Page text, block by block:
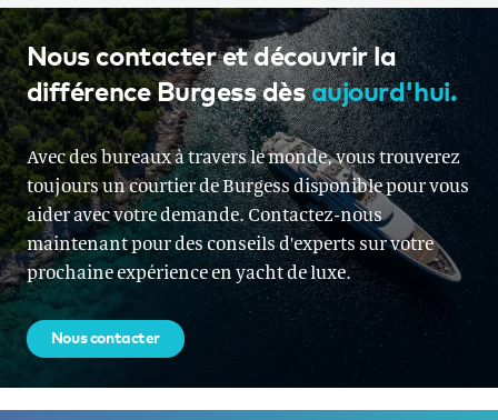
Nous contacter et découvrir la
différence Burgess dèsaujourd'hui.
Avec des bureaux à travers le monde, vous trouverez
toujours un courtier de Burgess disponible pour vous
aider avec votre demande. Contactez-nous
maintenant pour des conseils d'experts sur votre
prochaine expérience en yacht de luxe.
Nous contacter